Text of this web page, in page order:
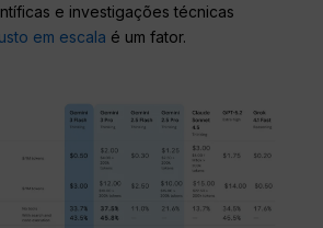
e investigações técnicas
em escala é um fator.